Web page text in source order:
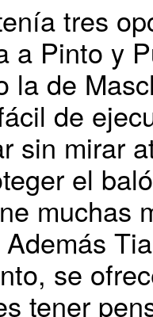
tres
a Pinto y
la de
de
sin mirar
el
muchas
se
tener